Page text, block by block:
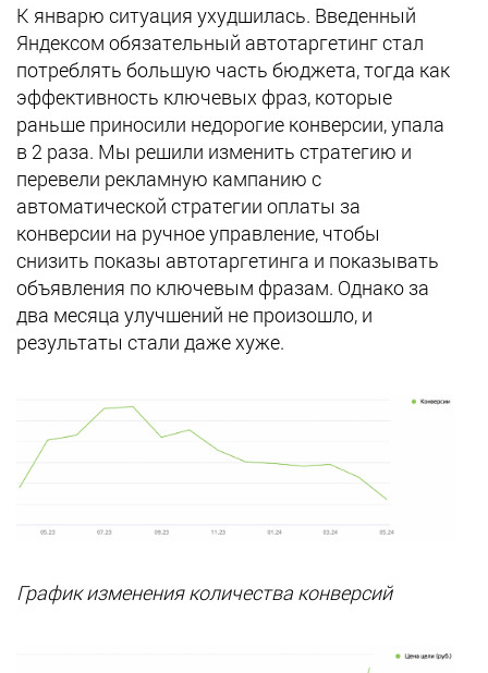
К январю ситуация ухудшилась. Введенный
Яндексом обязательный автотаргетинг стал
потреблять большую часть бюджета, тогда как
эффективность ключевых фраз, которые
раньше приносили недорогие конверсии, упала
в 2 раза. Мы решили изменить стратегию и
перевели рекламную кампанию с
автоматической стратегии оплаты за
конверсии на ручное управление, чтобы
снизить показы автотаргетинга и показывать
объявления по ключевым фразам. Однако за
два месяца улучшений не произошло, и
результаты стали даже хуже.
График изменения количества конверсий